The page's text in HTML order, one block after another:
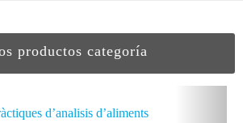
productos categoría